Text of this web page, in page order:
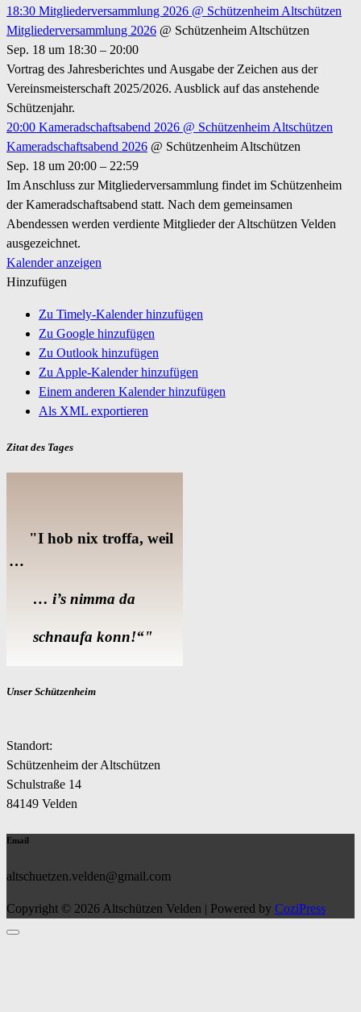
18:30 Mitgliederversammlung 2026 @ Schützenheim Altschützen
Mitgliederversammlung 2026 @ Schützenheim Altschützen
Sep. 18 um 18:30 – 20:00
Vortrag des Jahresberichtes und Ausgabe der Zeichen aus der
Vereinsmeisterschaft 2025/2026. Ausblick auf das anstehende
Schützenjahr.
20:00 Kameradschaftsabend 2026 @ Schützenheim Altschützen
Kameradschaftsabend 2026 @ Schützenheim Altschützen
Sep. 18 um 20:00 – 22:59
Im Anschluss zur Mitgliederversammlung findet im Schützenheim
der Kameradschaftsabend statt. Nach dem gemeinsamen
Abendessen werden verdiente Mitglieder der Altschützen Velden
ausgezeichnet.
Kalender anzeigen
Hinzufügen
Zu Timely-Kalender hinzufügen
Zu Google hinzufügen
Zu Outlook hinzufügen
Zu Apple-Kalender hinzufügen
Einem anderen Kalender hinzufügen
Als XML exportieren
Zitat des Tages
"I hob nix troffa, weil
…
… i’s nimma da
schnaufa konn!“"
Unser Schützenheim
Standort:
Schützenheim der Altschützen
Schulstraße 14
84149 Velden
Email
altschuetzen.velden@gmail.com
Copyright © 2026 Altschützen Velden | Powered by CoziPress